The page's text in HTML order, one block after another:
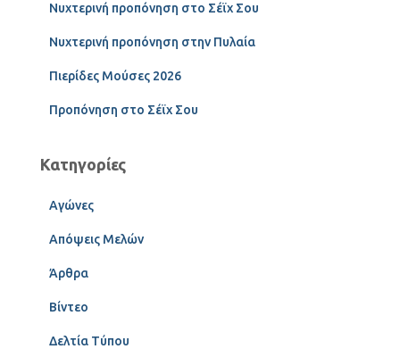
Νυχτερινή προπόνηση στο Σέϊχ Σου
Νυχτερινή προπόνηση στην Πυλαία
Πιερίδες Μούσες 2026
Προπόνηση στο Σέϊχ Σου
Κατηγορίες
Αγώνες
Απόψεις Μελών
Άρθρα
Βίντεο
Δελτία Τύπου